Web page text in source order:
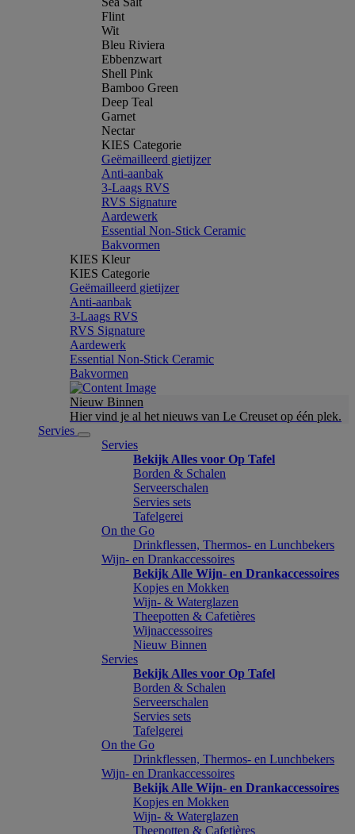
Flint
Wit
Bleu Riviera
Ebbenzwart
Shell Pink
Bamboo Green
Deep Teal
Garnet
Nectar
KIES Categorie
Geëmailleerd gietijzer
Anti-aanbak
3-Laags RVS
RVS Signature
Aardewerk
Essential Non-Stick Ceramic
Bakvormen
KIES Kleur
KIES Categorie
Geëmailleerd gietijzer
Anti-aanbak
3-Laags RVS
RVS Signature
Aardewerk
Essential Non-Stick Ceramic
Bakvormen
Nieuw Binnen
Hier vind je al het nieuws van Le Creuset op één plek.
Servies
Servies
Bekijk Alles voor Op Tafel
Borden & Schalen
Serveerschalen
Servies sets
Tafelgerei
On the Go
Drinkflessen, Thermos- en Lunchbekers
Wijn- en Drankaccessoires
Bekijk Alle Wijn- en Drankaccessoires
Kopjes en Mokken
Wijn- & Waterglazen
Theepotten & Cafetières
Wijnaccessoires
Nieuw Binnen
Servies
Bekijk Alles voor Op Tafel
Borden & Schalen
Serveerschalen
Servies sets
Tafelgerei
On the Go
Drinkflessen, Thermos- en Lunchbekers
Wijn- en Drankaccessoires
Bekijk Alle Wijn- en Drankaccessoires
Kopjes en Mokken
Wijn- & Waterglazen
Theepotten & Cafetières